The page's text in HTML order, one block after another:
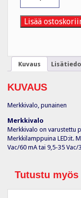
punainen
määrä
Lisää
Kuvaus
KUVAUS
Merkkivalo, punainen
Merkkivalo
Merkkivalo on varustettu
Merkkilamppuina LED:it.
Vac/60 mA tai 9,5-35 Vac/
Tutustu myös